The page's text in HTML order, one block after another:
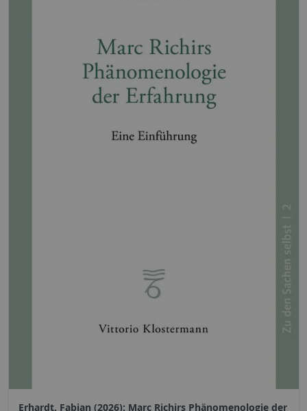
Erhardt, Fabian (2026): Marc Richirs Phänomenologie der